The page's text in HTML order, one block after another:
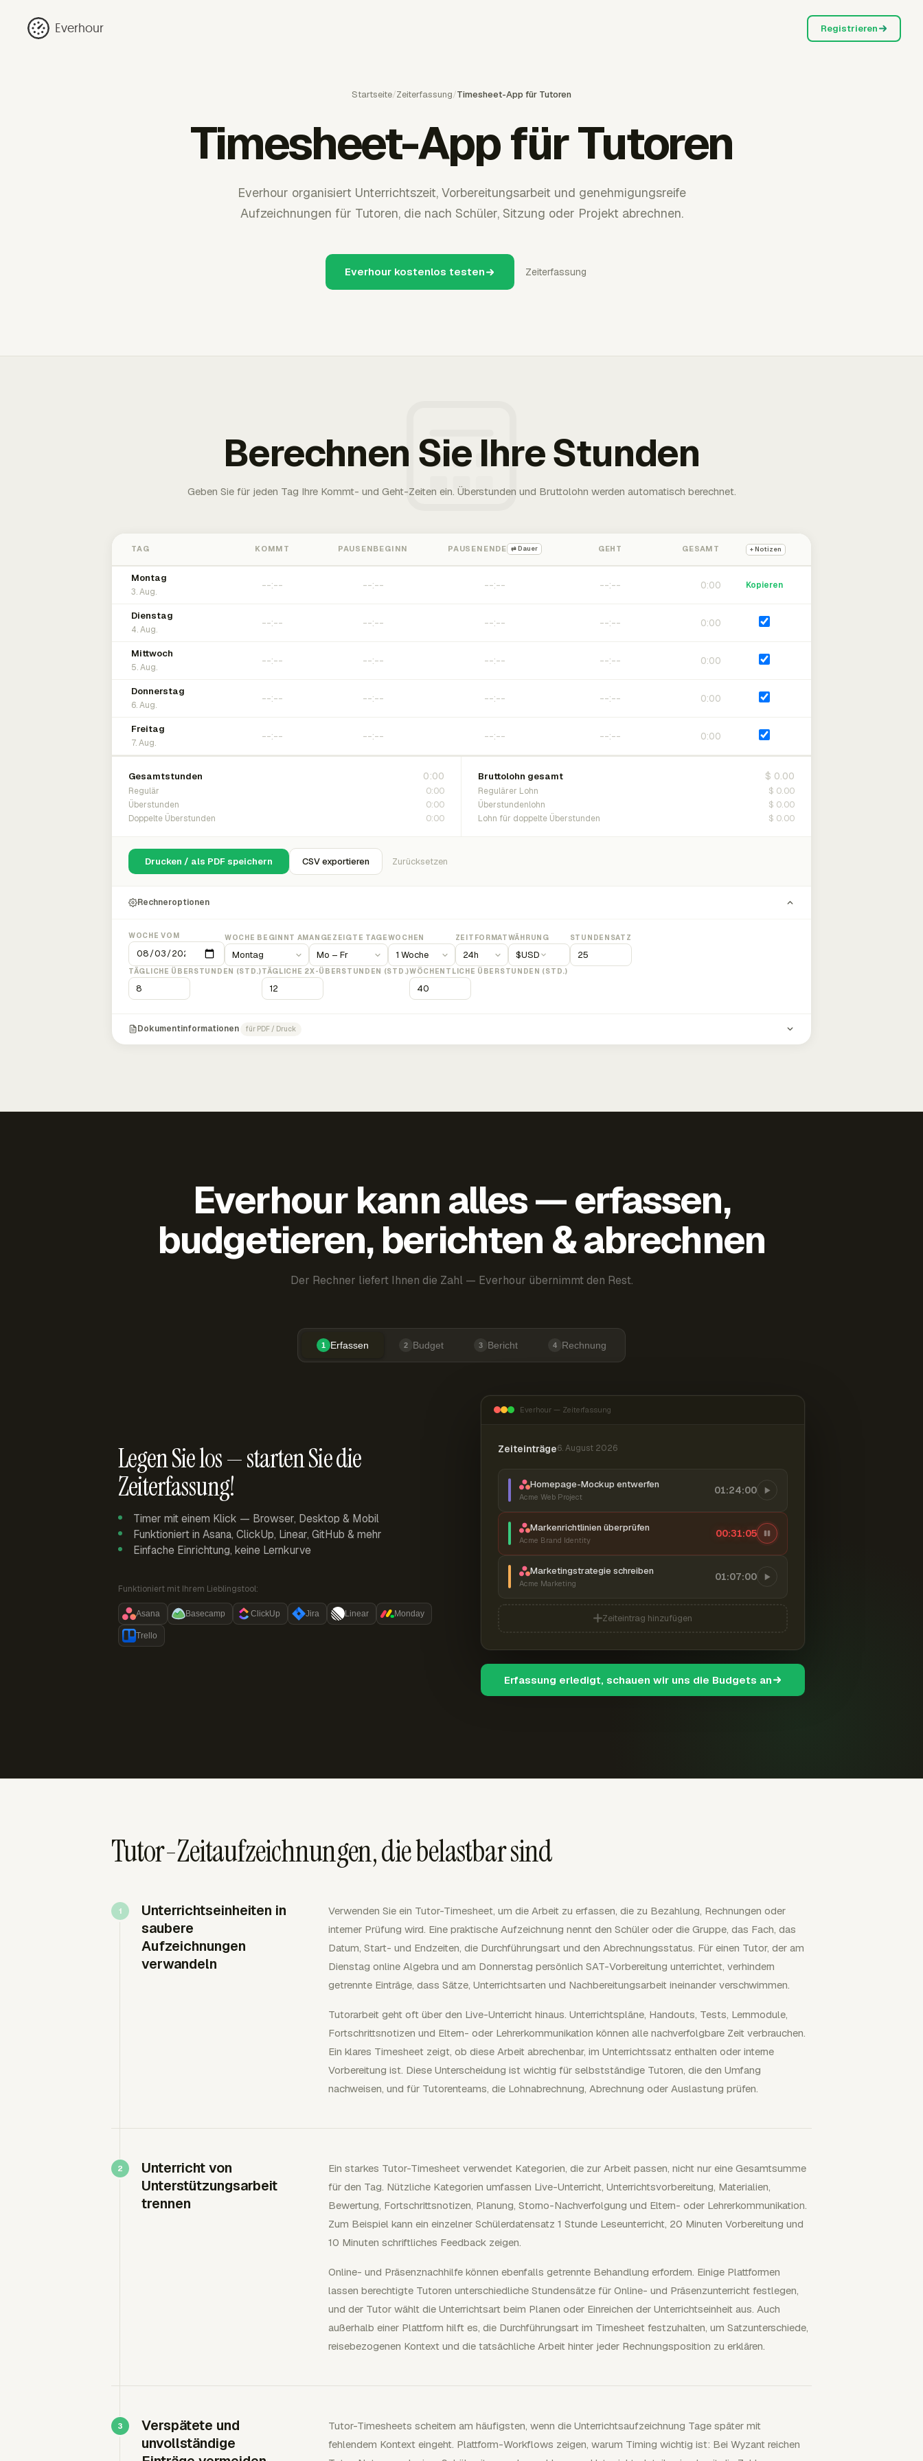
Everhour Registrieren
Startseite/Zeiterfassung/Timesheet-App für Tutoren
Timesheet-App für Tutoren
Everhour organisiert Unterrichtszeit, Vorbereitungsarbeit und genehmigungsreife
Aufzeichnungen für Tutoren, die nach Schüler, Sitzung oder Projekt abrechnen.
Everhour kostenlos testen Zeiterfassung
Berechnen Sie Ihre Stunden
Geben Sie für jeden Tag Ihre Kommt- und Geht-Zeiten ein. Überstunden und Bruttolohn werden automatisch berechnet.
TAG KOMMT PAUSENBEGINN PAUSENENDE ⇄ Dauer GEHT GESAMT + Notizen
Montag
3. Aug.
0:00 Kopieren
Dienstag
4. Aug.
0:00
Mittwoch
5. Aug.
0:00
Donnerstag
6. Aug.
0:00
Freitag
7. Aug.
0:00
Gesamtstunden 0:00
Regulär 0:00
Überstunden 0:00
Doppelte Überstunden 0:00
Bruttolohn gesamt $ 0.00
Regulärer Lohn $ 0.00
Überstundenlohn $ 0.00
Lohn für doppelte Überstunden $ 0.00
Drucken / als PDF speichern CSV exportieren Zurücksetzen
Rechneroptionen
WOCHE VOM WOCHE BEGINNT AMANGEZEIGTE TAGEWOCHEN ZEITFORMATWÄHRUNG
$USD
STUNDENSATZ
TÄGLICHE ÜBERSTUNDEN (STD.)TÄGLICHE 2X-ÜBERSTUNDEN (STD.)WÖCHENTLICHE ÜBERSTUNDEN (STD.)
Dokumentinformationen für PDF / Druck
Everhour kann alles — erfassen,
budgetieren, berichten & abrechnen
Der Rechner liefert Ihnen die Zahl — Everhour übernimmt den Rest.
1 Erfassen 2 Budget 3 Bericht 4 Rechnung
Legen Sie los — starten Sie die
Zeiterfassung!
Timer mit einem Klick — Browser, Desktop & Mobil
Funktioniert in Asana, ClickUp, Linear, GitHub & mehr
Einfache Einrichtung, keine Lernkurve
Funktioniert mit Ihrem Lieblingstool:
Asana Basecamp ClickUp Jira Linear Monday
Trello
Everhour — Zeiterfassung
Zeiteinträge6. August 2026
Homepage-Mockup entwerfen
Acme Web Project
01:24:00
Markenrichtlinien überprüfen
Acme Brand Identity
00:31:06
Marketingstrategie schreiben
Acme Marketing
01:07:00
Zeiteintrag hinzufügen
Erfassung erledigt, schauen wir uns die Budgets an
Tutor-Zeitaufzeichnungen, die belastbar sind
Unterrichtseinheiten in
saubere
Aufzeichnungen
verwandeln
Verwenden Sie ein Tutor-Timesheet, um die Arbeit zu erfassen, die zu Bezahlung, Rechnungen oder
interner Prüfung wird. Eine praktische Aufzeichnung nennt den Schüler oder die Gruppe, das Fach, das
Datum, Start- und Endzeiten, die Durchführungsart und den Abrechnungsstatus. Für einen Tutor, der am
Dienstag online Algebra und am Donnerstag persönlich SAT-Vorbereitung unterrichtet, verhindern
getrennte Einträge, dass Sätze, Unterrichtsarten und Nachbereitungsarbeit ineinander verschwimmen.
Tutorarbeit geht oft über den Live-Unterricht hinaus. Unterrichtspläne, Handouts, Tests, Lernmodule,
Fortschrittsnotizen und Eltern- oder Lehrerkommunikation können alle nachverfolgbare Zeit verbrauchen.
Ein klares Timesheet zeigt, ob diese Arbeit abrechenbar, im Unterrichtssatz enthalten oder interne
Vorbereitung ist. Diese Unterscheidung ist wichtig für selbstständige Tutoren, die den Umfang
nachweisen, und für Tutorenteams, die Lohnabrechnung, Abrechnung oder Auslastung prüfen.
Unterricht von
Unterstützungsarbeit
trennen
Ein starkes Tutor-Timesheet verwendet Kategorien, die zur Arbeit passen, nicht nur eine Gesamtsumme
für den Tag. Nützliche Kategorien umfassen Live-Unterricht, Unterrichtsvorbereitung, Materialien,
Bewertung, Fortschrittsnotizen, Planung, Storno-Nachverfolgung und Eltern- oder Lehrerkommunikation.
Zum Beispiel kann ein einzelner Schülerdatensatz 1 Stunde Leseunterricht, 20 Minuten Vorbereitung und
10 Minuten schriftliches Feedback zeigen.
Online- und Präsenznachhilfe können ebenfalls getrennte Behandlung erfordern. Einige Plattformen
lassen berechtigte Tutoren unterschiedliche Stundensätze für Online- und Präsenzunterricht festlegen,
und der Tutor wählt die Unterrichtsart beim Planen oder Einreichen der Unterrichtseinheit aus. Auch
außerhalb einer Plattform hilft es, die Durchführungsart im Timesheet festzuhalten, um Satzunterschiede,
reisebezogenen Kontext und die tatsächliche Arbeit hinter jeder Rechnungsposition zu erklären.
Verspätete und
unvollständige
Tutor-Timesheets scheitern am häufigsten, wenn die Unterrichtsaufzeichnung Tage später mit
fehlendem Kontext eingeht. Plattform-Workflows zeigen, warum Timing wichtig ist: Bei Wyzant reichen